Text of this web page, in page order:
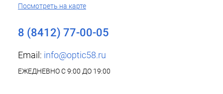
Посмотреть на карте
8 (8412) 77-00-05
Email: info@optic58.ru
ЕЖЕДНЕВНО С 9:00 ДО 19:00